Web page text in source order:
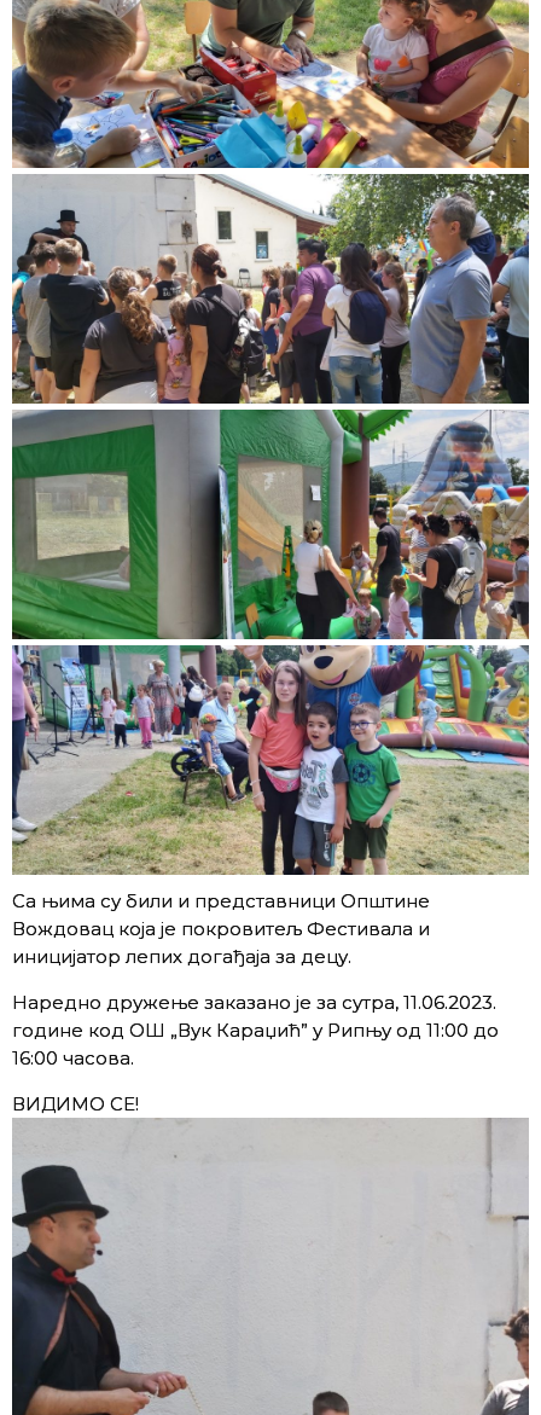
Са њима су били и представници Општине
Вождовац која је покровитељ Фестивала и
иницијатор лепих догађаја за децу.
Наредно дружење заказано је за сутра, 11.06.2023.
године код ОШ „Вук Караџић” у Рипњу од 11:00 до
16:00 часова.
ВИДИМО СЕ!